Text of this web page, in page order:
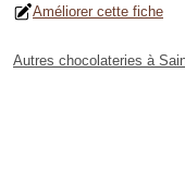
Améliorer cette fiche
Autres chocolateries à